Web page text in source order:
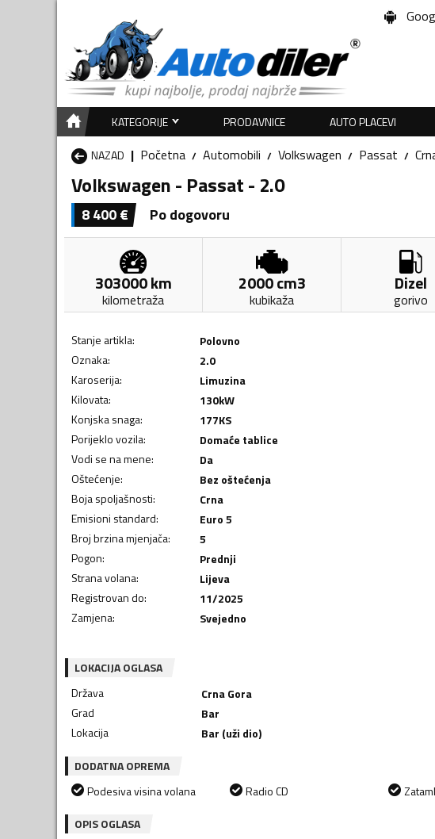
KATEGORIJE PRODAVNICE AUTO PLACEVI
NAZAD
Početna Automobili Volkswagen Passat
Volkswagen - Passat - 2.0
8 400€ Po dogovoru
303000km
kilometraža
2000cm3
kubikaža
Dizel
gorivo
Stanje artikla:
Polovno
Oznaka:
2.0
Karoserija:
Limuzina
Kilovata: 130kW
Konjska snaga: 177KS
Porijeklo vozila:
Domaće tablice
Vodi se na mene:
Da
Oštećenje:
Bez oštećenja
Boja spoljašnosti:
Crna
Emisioni standard:
Euro 5
Broj brzina mjenjača:
5
Pogon:
Prednji
Strana volana:
Lijeva
Registrovan do:
11/2025
Zamjena: Svejedno
LOKACIJA OGLASA
Država
Crna Gora
Grad
Bar
Lokacija
Bar (uži dio)
DODATNA OPREMA
Podesiva visina volana
Radio CD
OPIS OGLASA